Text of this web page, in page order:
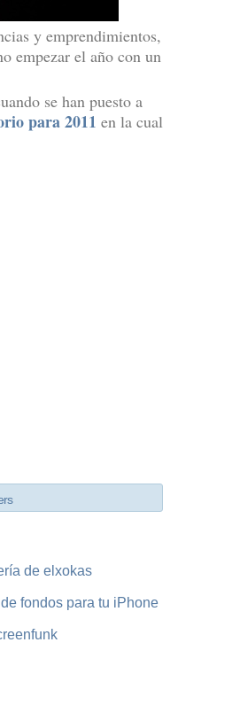
y emprendimientos,
empezar el año con un
se han puesto a
para 2011 en la cual
de elxokas
fondos para tu iPhone